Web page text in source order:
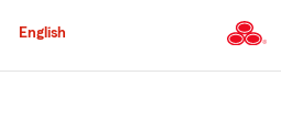
al
English